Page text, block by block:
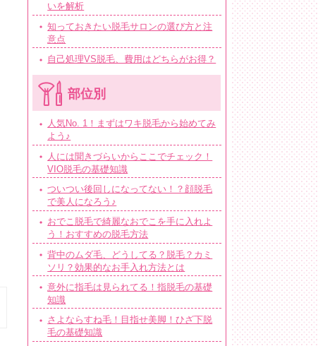
いを解析
知っておきたい脱毛サロンの選び方と注
意点
自己処理VS脱毛、費用はどちらがお得？
部位別
人気No. 1！まずはワキ脱毛から始めてみ
よう♪
人には聞きづらいからここでチェック！
VIO脱毛の基礎知識
ついつい後回しになってない！？顔脱毛
で美人になろう♪
おでこ脱毛で綺麗なおでこを手に入れよ
う！おすすめの脱毛方法
背中のムダ毛、どうしてる？脱毛？カミ
ソリ？効果的なお手入れ方法とは
意外に指毛は見られてる！指脱毛の基礎
知識
さよならすね毛！目指せ美脚！ひざ下脱
毛の基礎知識